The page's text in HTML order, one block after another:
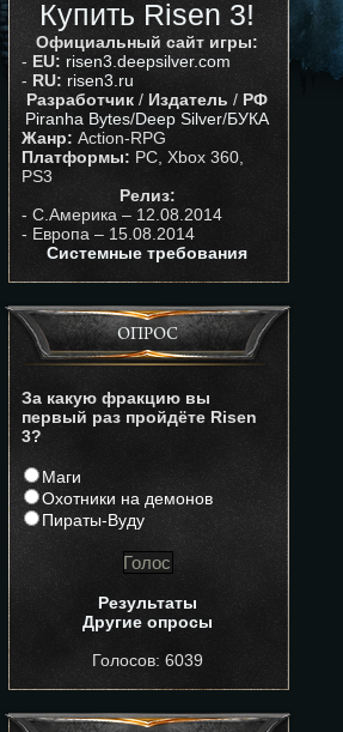
Купить Risen 3!
Официальный сайт игры:
- EU: risen3.deepsilver.com
- RU: risen3.ru
Разработчик / Издатель / РФ
Piranha Bytes/Deep Silver/БУКА
Жанр: Action-RPG
Платформы: PC, Xbox 360,
PS3
Релиз:
- С.Америка – 12.08.2014
- Европа – 15.08.2014
Системные требования
ОПРОС
За какую фракцию вы
первый раз пройдёте Risen
3?
Маги
Охотники на демонов
Пираты-Вуду
Результаты
Другие опросы
Голосов: 6039